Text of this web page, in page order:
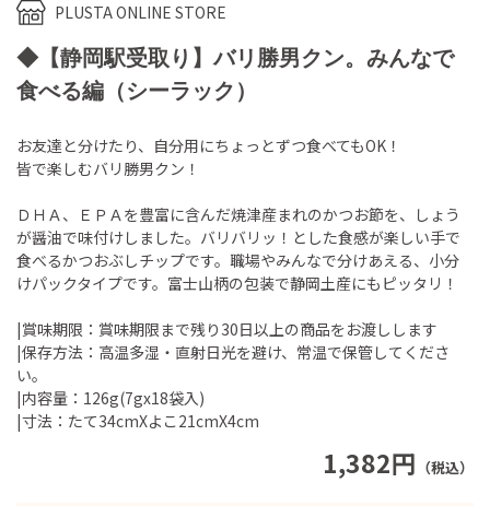
PLUSTA ONLINE STORE
◆【静岡駅受取り】バリ勝男クン。みんなで
食べる編（シーラック）
1,382円 （税込）
お友達と分けたり、自分用にちょっとずつ食べてもOK！
皆で楽しむバリ勝男クン！
ＤＨＡ、ＥＰＡを豊富に含んだ焼津産まれのかつお節を、しょう
が醤油で味付けしました。バリバリッ！とした食感が楽しい手で
食べるかつおぶしチップです。職場やみんなで分けあえる、小分
けパックタイプです。富士山柄の包装で静岡土産にもピッタリ！
|賞味期限：賞味期限まで残り30日以上の商品をお渡しします
|保存方法：高温多湿・直射日光を避け、常温で保管してくださ
い。
|内容量：126g(7gx18袋入)
|寸法：たて34cmXよこ21cmX4cm